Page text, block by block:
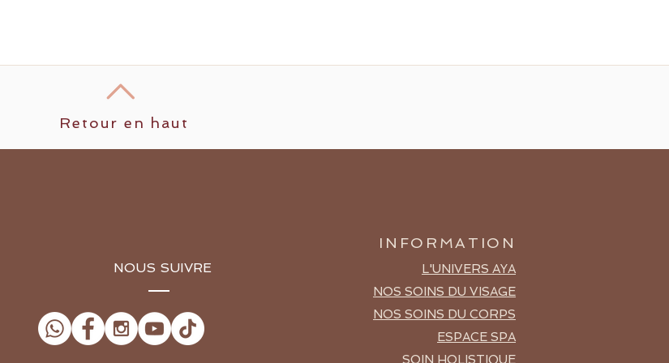
Retour en haut
INFORMATION
NOUS SUIVRE
L'UNIVERS AYA
NOS SOINS DU VISAGE
NOS SOINS DU CORPS
ESPACE SPA
SOIN HOLISTIQUE